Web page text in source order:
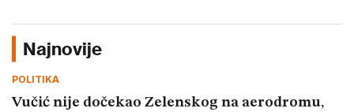
Najnovije
POLITIKA
Vučić nije dočekao Zelenskog na aerodromu,